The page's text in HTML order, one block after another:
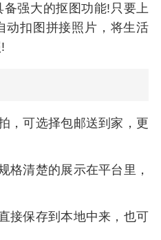
强大的抠图功能!只要上
动扣图拼接照片，将生活
，可选择包邮送到家，更
格清楚的展示在平台里，
接保存到本地中来，也可